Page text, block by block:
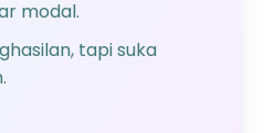
modal.
tapi suka